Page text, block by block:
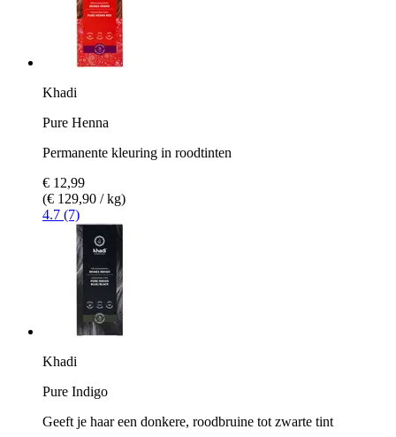
Khadi
Pure Henna
Permanente kleuring in roodtinten
€ 12,99
(€ 129,90 / kg)
4.7 (7)
Khadi
Pure Indigo
Geeft je haar een donkere, roodbruine tot zwarte tint